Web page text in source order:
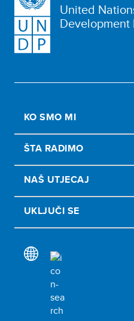
United
Development
KO SMO MI
ŠTA RADIMO
NAŠ UTJECAJ
UKLJUČI SE